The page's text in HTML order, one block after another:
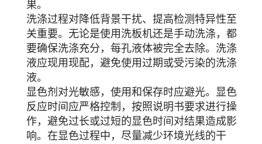
果。
洗涤过程对降低背景干扰、提高检测特异性至
关重要。无论是使用洗板机还是手动洗涤，都
要确保洗涤充分，每孔液体被完全去除。洗涤
液应现用现配，避免使用过期或受污染的洗涤
液。
显色剂对光敏感，使用和保存时应避光。显色
反应时间应严格控制，按照说明书要求进行操
作，避免过长或过短的显色时间对结果造成影
响。在显色过程中，尽量减少环境光线的干